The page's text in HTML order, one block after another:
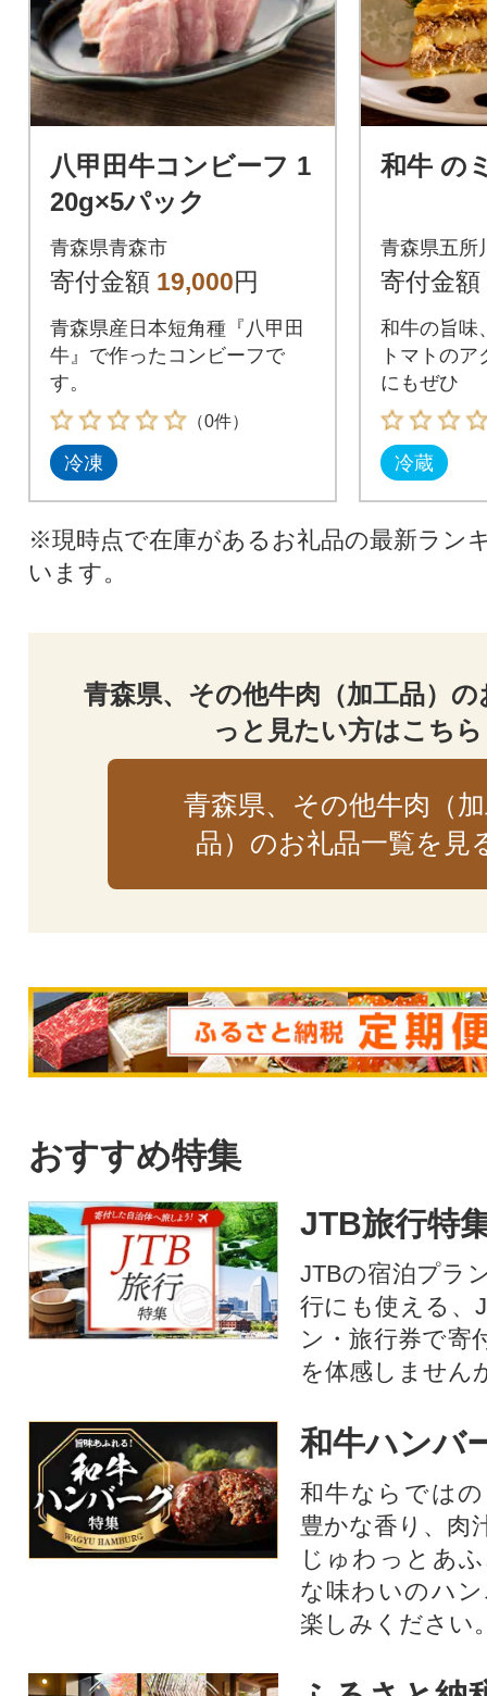
八甲田牛コンビーフ 1
20g×5パック
青森県青森市
寄付金額 19,000円
青森県産日本短角種『八甲田
牛』で作ったコンビーフで
す。
（0件）
冷凍
和牛 の
青森県五所
寄付金額
和牛の旨味
トマトの
にもぜひ
冷蔵
※現時点で在庫があるお礼品の最新ラン
います。
青森県、その他牛肉（加工品）
っと見たい方はこちら
青森県、その他牛肉（
品）のお礼品一覧を見
おすすめ特集
JTB旅行特
JTBの宿泊プラ
行にも使える、
ン・旅行券で寄
を体感しません
和牛ハンバ
和牛ならでは
豊かな香り、肉
じゅわっとあ
な味わいのハ
楽しみください